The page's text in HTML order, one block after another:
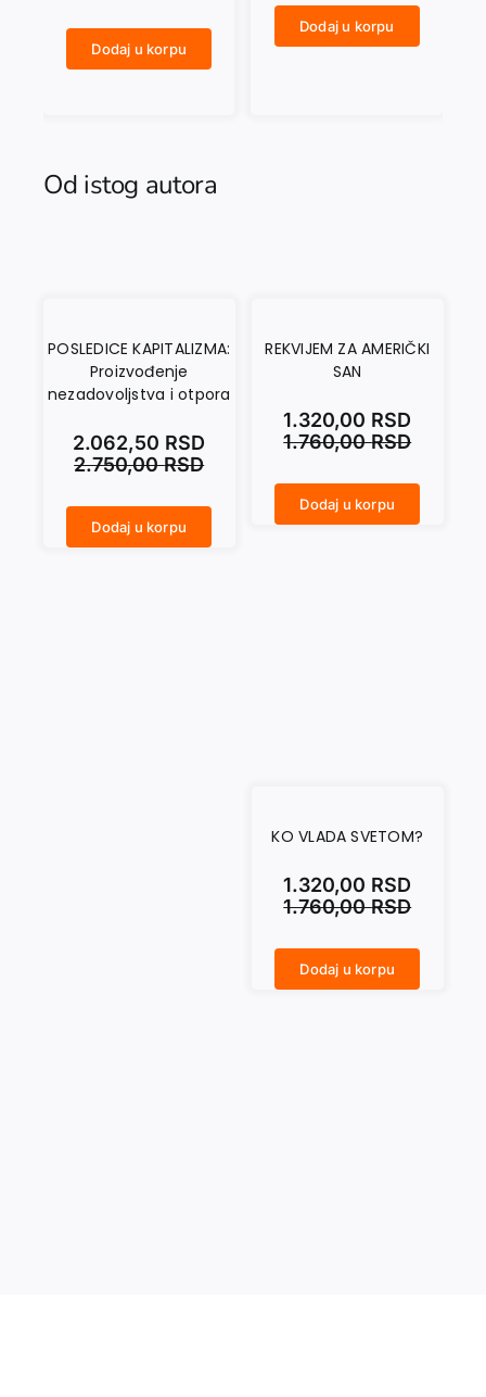
Dodaj u korpu
Dodaj u korpu
Od istog autora
POSLEDICE KAPITALIZMA:
Proizvođenje
nezadovoljstva i otpora
2.750,00RSD
2.062,50 RSD
Dodaj u korpu
REKVIJEM ZA AMERIČKI
SAN
1.760,00RSD
1.320,00 RSD
Dodaj u korpu
KO VLADA SVETOM?
1.760,00RSD
1.320,00 RSD
Dodaj u korpu